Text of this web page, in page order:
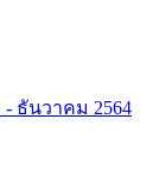
ธันวาคม 2564